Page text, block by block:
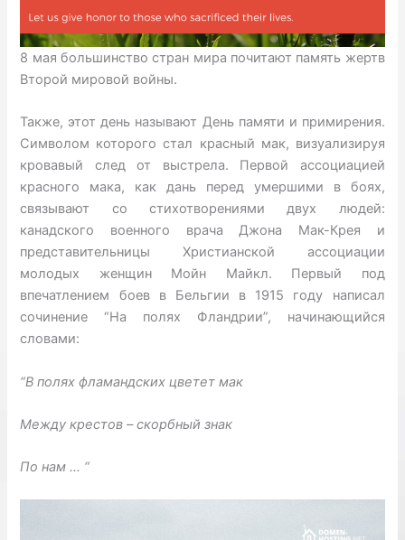
8 мая большинство стран мира почитают память жертв
Второй мировой войны.
Также, этот день называют День памяти и примирения.
Символом которого стал красный мак, визуализируя
кровавый след от выстрела. Первой ассоциацией
красного мака, как дань перед умершими в боях,
связывают со стихотворениями двух людей:
канадского военного врача Джона Мак-Крея и
представительницы Христианской ассоциации
молодых женщин Мойн Майкл. Первый под
впечатлением боев в Бельгии в 1915 году написал
сочинение “На полях Фландрии”, начинающийся
словами:
“В полях фламандских цветет мак
Между крестов – скорбный знак
По нам … “